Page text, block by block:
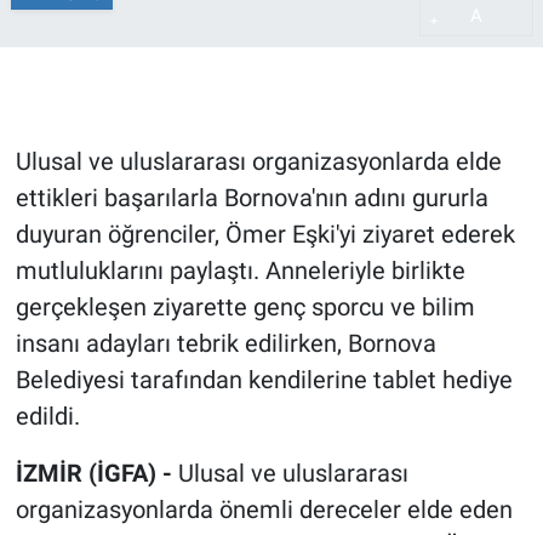
Ulusal ve uluslararası organizasyonlarda elde
ettikleri başarılarla Bornova'nın adını gururla
duyuran öğrenciler, Ömer Eşki'yi ziyaret ederek
mutluluklarını paylaştı. Anneleriyle birlikte
gerçekleşen ziyarette genç sporcu ve bilim
insanı adayları tebrik edilirken, Bornova
Belediyesi tarafından kendilerine tablet hediye
edildi.
İZMİR (İGFA) - Ulusal ve uluslararası
organizasyonlarda önemli dereceler elde eden